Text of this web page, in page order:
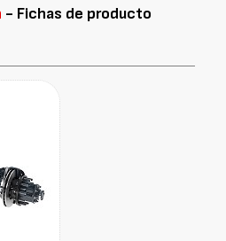
- Fichas de producto